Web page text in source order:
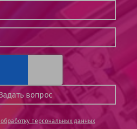
обработку персональных данных